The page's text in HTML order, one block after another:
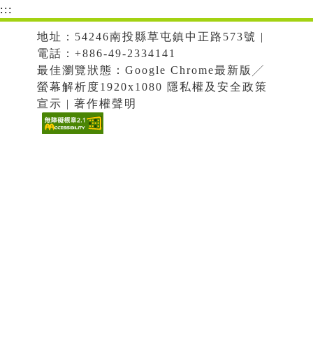
:::
地址：54246南投縣草屯鎮中正路573號 |
電話：+886-49-2334141
最佳瀏覽狀態：Google Chrome最新版╱
螢幕解析度1920x1080 隱私權及安全政策
宣示 | 著作權聲明